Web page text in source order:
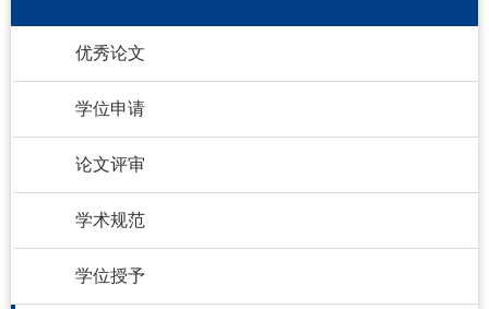
优秀论文
学位申请
论文评审
学术规范
学位授予